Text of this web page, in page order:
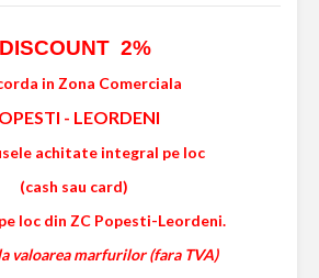
DISCOUNT 2%
in Zona Comerciala
- LEORDENI
achitate integral pe loc
(cash sau card)
loc din ZC Popesti-Leordeni.
valoarea marfurilor (fara TVA)